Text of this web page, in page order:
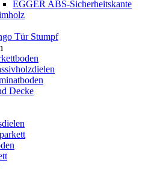
EGGER ABS-Sicherheitskante
Tür Stumpf
Decke